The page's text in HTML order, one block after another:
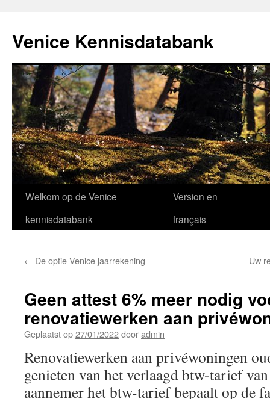
Venice Kennisdatabank
Ga
naar
inhoud
Welkom op de Venice
kennisdatabank
Version en
français
← De optie Venice jaarrekening Uw
Geen attest 6% meer nodig
renovatiewerken aan
Geplaatst op27/01/2022dooradmin
Renovatiewerken aan privéwoningen
genieten van het verlaagd btw-tarief
aannemer het btw-tarief bepaalt op de